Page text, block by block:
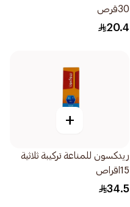
30قرص
20.4
+
ريدكسون للمناعة تركيبة ثلاثية
15اقراص
34.5